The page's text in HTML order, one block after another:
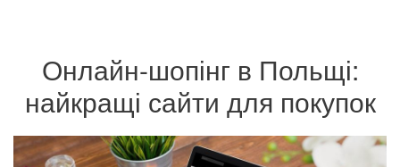
Онлайн-шопінг в Польщі:
найкращі сайти для покупок